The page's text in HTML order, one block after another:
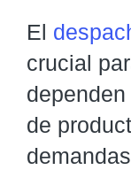
El
crucial
de